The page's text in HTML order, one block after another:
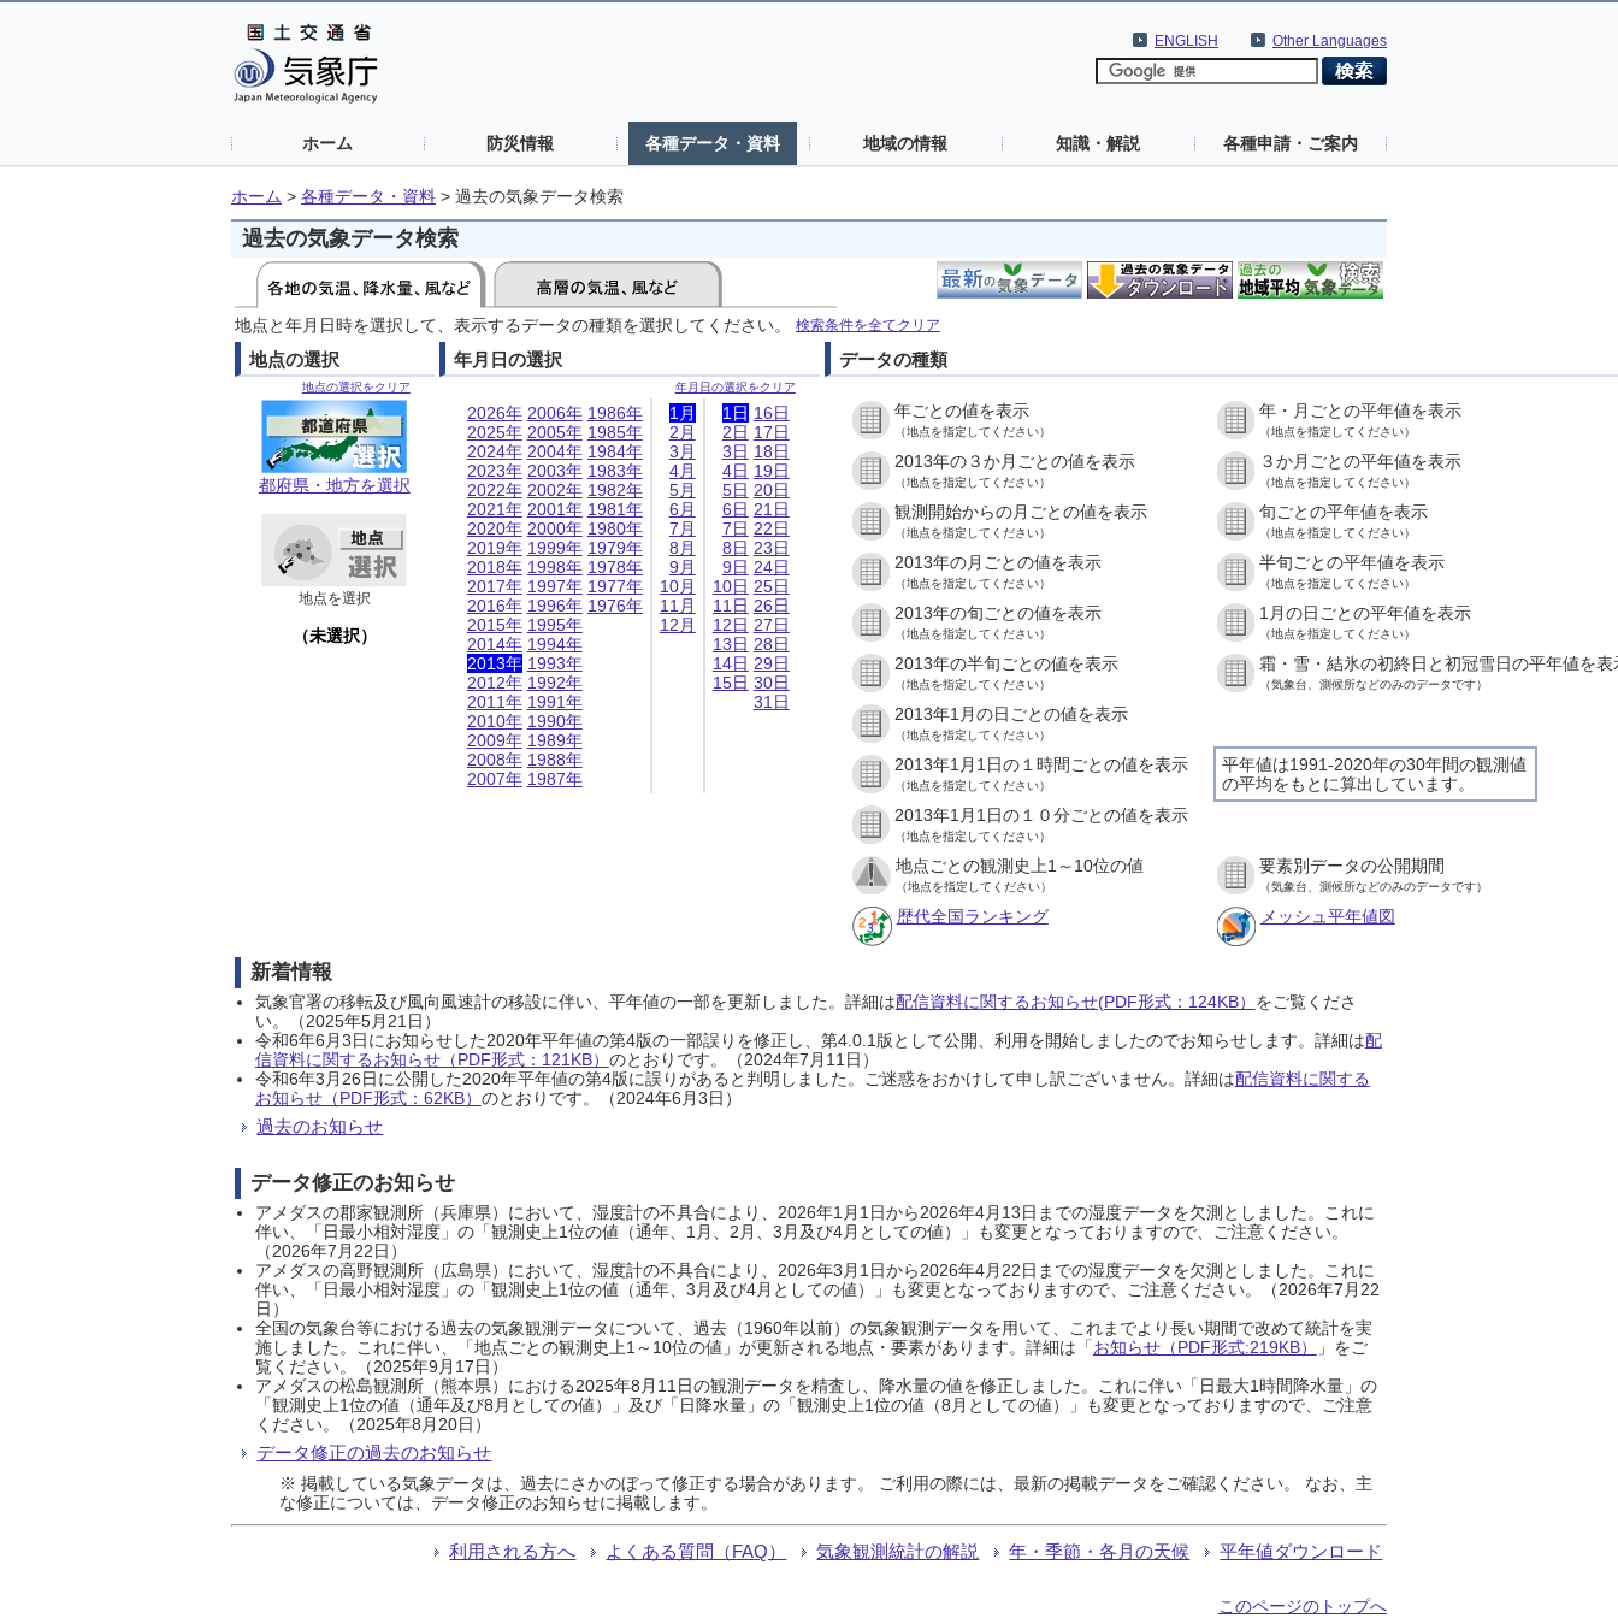
Other Languages
ENGLISH
ホーム 防災情報 各種データ・資料 地域の情報 知識・解説 各種申請・ご案内
ホーム > 各種データ・資料 > 過去の気象データ検索
過去の気象データ検索
地点と年月日時を選択して、表示するデータの種類を選択してください。 検索条件を全てクリア
地点の選択
地点の選択をクリア
都府県・地方を選択
地点を選択
（未選択）
年月日の選択
年月日の選択をクリア
2026年
2025年
2024年
2023年
2022年
2021年
2020年
2019年
2018年
2017年
2016年
2015年
2014年
2013年
2012年
2011年
2010年
2009年
2008年
2007年
2006年
2005年
2004年
2003年
2002年
2001年
2000年
1999年
1998年
1997年
1996年
1995年
1994年
1993年
1992年
1991年
1990年
1989年
1988年
1987年
1986年
1985年
1984年
1983年
1982年
1981年
1980年
1979年
1978年
1977年
1976年
1月
2月
3月
4月
5月
6月
7月
8月
9月
10月
11月
12月
1日
2日
3日
4日
5日
6日
7日
8日
9日
10日
11日
12日
13日
14日
15日
16日
17日
18日
19日
20日
21日
22日
23日
24日
25日
26日
27日
28日
29日
30日
31日
データの種類
年ごとの値を表示
（地点を指定してください）
年・月ごとの平年値を表示
（地点を指定してください）
2013年の３か月ごとの値を表示
（地点を指定してください）
３か月ごとの平年値を表示
（地点を指定してください）
観測開始からの月ごとの値を表示
（地点を指定してください）
旬ごとの平年値を表示
（地点を指定してください）
2013年の月ごとの値を表示
（地点を指定してください）
半旬ごとの平年値を表示
（地点を指定してください）
2013年の旬ごとの値を表示
（地点を指定してください）
1月の日ごとの平年値を表示
（地点を指定してください）
2013年の半旬ごとの値を表示
（地点を指定してください）
霜・雪・結氷の初終日と初冠雪日の平年値を表
（気象台、測候所などのみのデータです）
2013年1月の日ごとの値を表示
（地点を指定してください）
平年値は1991-2020年の30年間の観測値
の平均をもとに算出しています。
2013年1月1日の１時間ごとの値を表示
（地点を指定してください）
2013年1月1日の１０分ごとの値を表示
（地点を指定してください）
地点ごとの観測史上1～10位の値
（地点を指定してください）
要素別データの公開期間
（気象台、測候所などのみのデータです）
歴代全国ランキング メッシュ平年値図
新着情報
気象官署の移転及び風向風速計の移設に伴い、平年値の一部を更新しました。詳細は配信資料に関するお知らせ(PDF形式：124KB） をご覧くださ
い。（2025年5月21日）
令和6年6月3日にお知らせした2020年平年値の第4版の一部誤りを修正し、第4.0.1版として公開、利用を開始しましたのでお知らせします。詳細は配
信資料に関するお知らせ（PDF形式：121KB） のとおりです。（2024年7月11日）
令和6年3月26日に公開した2020年平年値の第4版に誤りがあると判明しました。ご迷惑をおかけして申し訳ございません。詳細は配信資料に関する
お知らせ（PDF形式：62KB） のとおりです。（2024年6月3日）
過去のお知らせ
データ修正のお知らせ
アメダスの郡家観測所（兵庫県）において、湿度計の不具合により、2026年1月1日から2026年4月13日までの湿度データを欠測としました。これに
伴い、「日最小相対湿度」の「観測史上1位の値（通年、1月、2月、3月及び4月としての値）」も変更となっておりますので、ご注意ください。
（2026年7月22日）
アメダスの高野観測所（広島県）において、湿度計の不具合により、2026年3月1日から2026年4月22日までの湿度データを欠測としました。これに
伴い、「日最小相対湿度」の「観測史上1位の値（通年、3月及び4月としての値）」も変更となっておりますので、ご注意ください。（2026年7月22
日）
全国の気象台等における過去の気象観測データについて、過去（1960年以前）の気象観測データを用いて、これまでより長い期間で改めて統計を実
施しました。これに伴い、「地点ごとの観測史上1～10位の値」が更新される地点・要素があります。詳細は「お知らせ（PDF形式:219KB）
」をご
覧ください。（2025年9月17日）
アメダスの松島観測所（熊本県）における2025年8月11日の観測データを精査し、降水量の値を修正しました。これに伴い「日最大1時間降水量」の
「観測史上1位の値（通年及び8月としての値）」及び「日降水量」の「観測史上1位の値（8月としての値）」も変更となっておりますので、ご注意
ください。（2025年8月20日）
データ修正の過去のお知らせ
※ 掲載している気象データは、過去にさかのぼって修正する場合があります。 ご利用の際には、最新の掲載データをご確認ください。 なお、主
な修正については、データ修正のお知らせに掲載します。
利用される方へ よくある質問（FAQ） 気象観測統計の解説 年・季節・各月の天候 平年値ダウンロード
このページのトップへ